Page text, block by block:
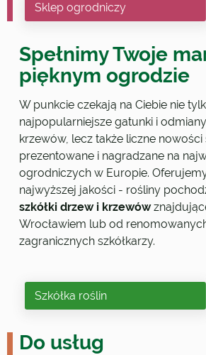
Sklep ogrodniczy
Spełnimy Twoje
pięknym ogrodzie
W punkcie czekają na Ciebie nie
najpopularniejsze gatunki i
krzewów, lecz także liczne nowości
prezentowane i nagradzane na
ogrodniczych w Europie.
najwyższej jakości - rośliny
szkółki drzew i krzewów
Wrocławiem lub od
zagranicznych szkółkarzy.
Szkółka roślin
Do usług